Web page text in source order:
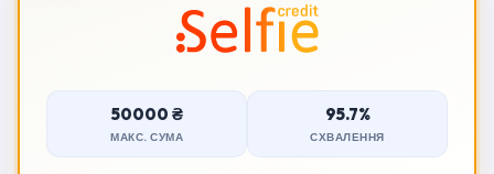
50000 ₴
МАКС. СУМА
95.7%
СХВАЛЕННЯ